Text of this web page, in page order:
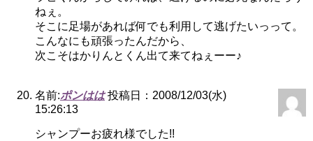
ねぇ。
そこに足場があれば何でも利用して逃げたいっって。
こんなにも頑張ったんだから、
次こそはかりんとくん出て来てねぇーー♪
名前:ポンはは 投稿日：2008/12/03(水)
15:26:13
シャンプーお疲れ様でした!!